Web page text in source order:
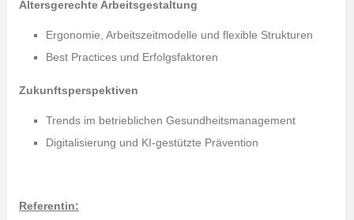
Altersgerechte Arbeitsgestaltung
Ergonomie, Arbeitszeitmodelle und flexible Strukturen
Best Practices und Erfolgsfaktoren
Zukunftsperspektiven
Trends im betrieblichen Gesundheitsmanagement
Digitalisierung und KI-gestützte Prävention
Referentin: